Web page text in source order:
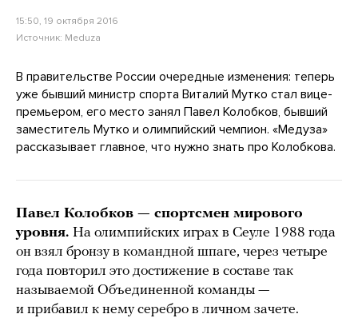
15:50, 19 октября 2016
Источник: Meduza
В правительстве России очередные изменения: теперь
уже бывший министр спорта Виталий Мутко стал вице-
премьером, его место занял Павел Колобков, бывший
заместитель Мутко и олимпийский чемпион. «Медуза»
рассказывает главное, что нужно знать про Колобкова.
Павел Колобков — спортсмен мирового
уровня. На олимпийских играх в Сеуле 1988 года
он взял бронзу в командной шпаге, через четыре
года повторил это достижение в составе так
называемой Объединенной команды —
и прибавил к нему серебро в личном зачете.